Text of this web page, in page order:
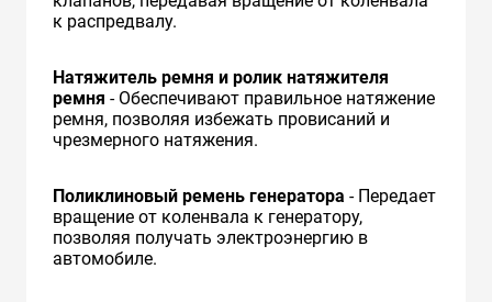
к распредвалу.
Натяжитель ремня и ролик натяжителя
ремня - Обеспечивают правильное натяжение
ремня, позволяя избежать провисаний и
чрезмерного натяжения.
Поликлиновый ремень генератора - Передает
вращение от коленвала к генератору,
позволяя получать электроэнергию в
автомобиле.